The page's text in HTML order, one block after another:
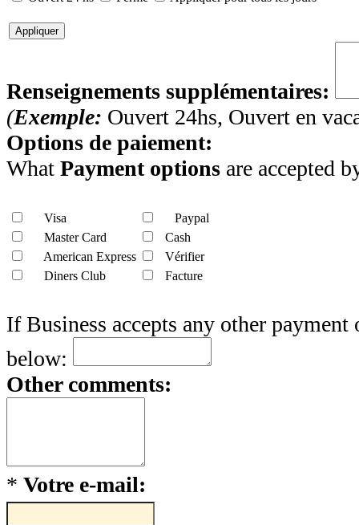
Appliquer
Renseignements supplémentaires:
(Exemple: Ouvert 24hs, Ouvert en
Options de paiement:
What Payment options are accepted
Visa
Paypal
Master Card
Cash
American Express
Vérifier
Diners Club
Facture
If Business accepts any other
below:
Other comments:
* Votre e-mail: